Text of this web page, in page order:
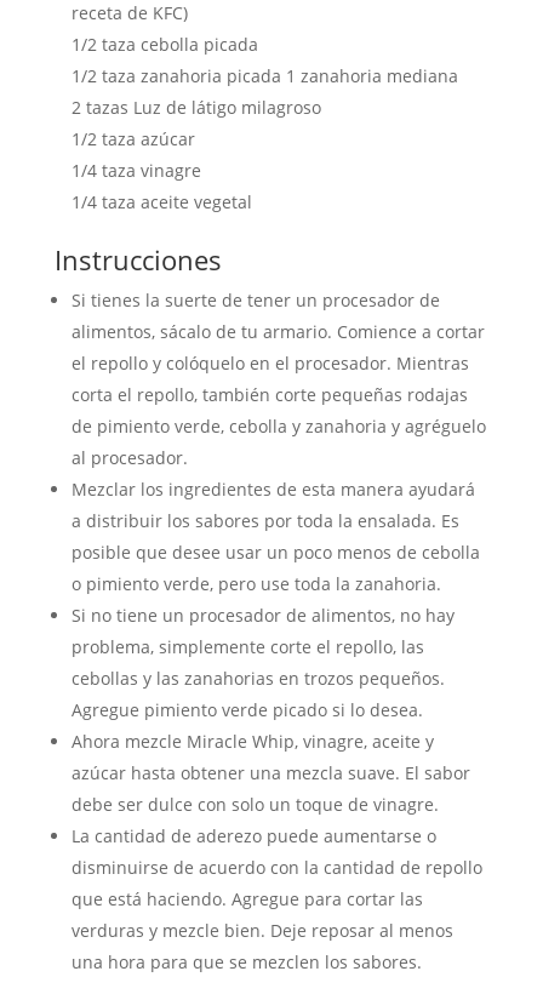
receta de KFC)
1/2 taza cebolla picada
1/2 taza zanahoria picada 1 zanahoria mediana
2 tazas Luz de látigo milagroso
1/2 taza azúcar
1/4 taza vinagre
1/4 taza aceite vegetal
Instrucciones
Si tienes la suerte de tener un procesador de
alimentos, sácalo de tu armario. Comience a cortar
el repollo y colóquelo en el procesador. Mientras
corta el repollo, también corte pequeñas rodajas
de pimiento verde, cebolla y zanahoria y agréguelo
al procesador.
Mezclar los ingredientes de esta manera ayudará
a distribuir los sabores por toda la ensalada. Es
posible que desee usar un poco menos de cebolla
o pimiento verde, pero use toda la zanahoria.
Si no tiene un procesador de alimentos, no hay
problema, simplemente corte el repollo, las
cebollas y las zanahorias en trozos pequeños.
Agregue pimiento verde picado si lo desea.
Ahora mezcle Miracle Whip, vinagre, aceite y
azúcar hasta obtener una mezcla suave. El sabor
debe ser dulce con solo un toque de vinagre.
La cantidad de aderezo puede aumentarse o
disminuirse de acuerdo con la cantidad de repollo
que está haciendo. Agregue para cortar las
verduras y mezcle bien. Deje reposar al menos
una hora para que se mezclen los sabores.